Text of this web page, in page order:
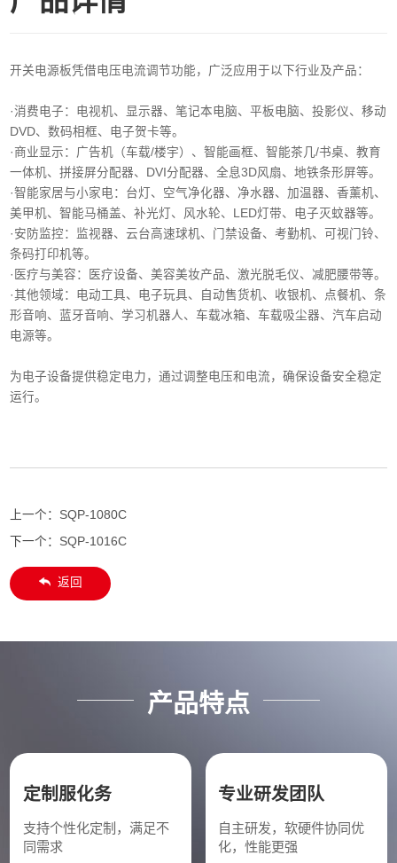
开关电源板凭借电压电流调节功能，广泛应用于以下行业及产品：
·消费电子‌：电视机、显示器、笔记本电脑、平板电脑、投影仪、移动
DVD、数码相框、电子贺卡等。
·商业显示‌：广告机（车载/楼宇）、智能画框、智能茶几/书桌、教育
一体机、拼接屏分配器、DVI分配器、全息3D风扇、地铁条形屏等。
·智能家居与小家电‌：台灯、空气净化器、净水器、加温器、香薰机、
美甲机、智能马桶盖、补光灯、风水轮、LED灯带、电子灭蚊器等。
‌·安防监控‌：监视器、云台高速球机、门禁设备、考勤机、可视门铃、
条码打印机等。
·医疗与美容‌：医疗设备、美容美妆产品、激光脱毛仪、减肥腰带等。
‌·其他领域‌：电动工具、电子玩具、自动售货机、收银机、点餐机、条
形音响、蓝牙音响、学习机器人、车载冰箱、车载吸尘器、汽车启动
电源等。
为电子设备提供稳定电力，通过调整电压和电流，确保设备安全稳定
运行。
上一个： SQP-1080C
下一个： SQP-1016C
返回
产品特点
定制服化务
支持个性化定制，满足不
同需求
专业研发团队
自主研发，软硬件协同优
化，性能更强